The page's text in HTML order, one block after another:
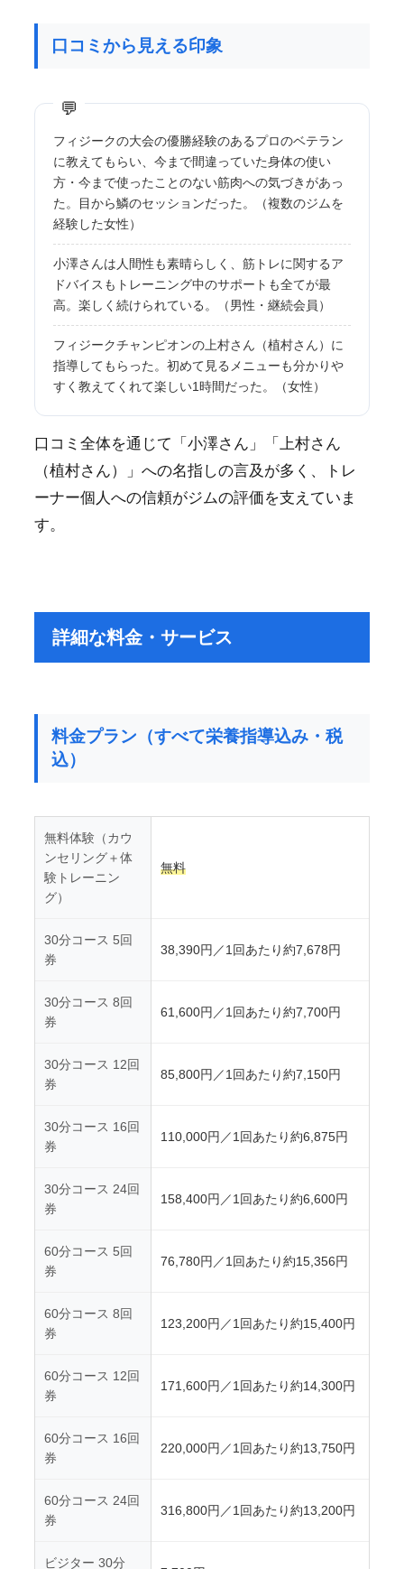
口コミから見える印象
フィジークの大会の優勝経験のあるプロのベテラン
に教えてもらい、今まで間違っていた身体の使い
方・今まで使ったことのない筋肉への気づきがあっ
た。目から鱗のセッションだった。（複数のジムを
経験した女性）
小澤さんは人間性も素晴らしく、筋トレに関するア
ドバイスもトレーニング中のサポートも全てが最
高。楽しく続けられている。（男性・継続会員）
フィジークチャンピオンの上村さん（植村さん）に
指導してもらった。初めて見るメニューも分かりや
すく教えてくれて楽しい1時間だった。（女性）
口コミ全体を通じて「小澤さん」「上村さん
（植村さん）」への名指しの言及が多く、トレ
ーナー個人への信頼がジムの評価を支えていま
す。
詳細な料金・サービス
料金プラン（すべて栄養指導込み・税
込）
無料体験（カウ
ンセリング＋体
験トレーニン
グ）
無料
30分コース 5回
券
38,390円／1回あたり約7,678円
30分コース 8回
券
61,600円／1回あたり約7,700円
30分コース 12回
券
85,800円／1回あたり約7,150円
30分コース 16回
券
110,000円／1回あたり約6,875円
30分コース 24回
券
158,400円／1回あたり約6,600円
60分コース 5回
券
76,780円／1回あたり約15,356円
60分コース 8回
券
123,200円／1回あたり約15,400円
60分コース 12回
券
171,600円／1回あたり約14,300円
60分コース 16回
券
220,000円／1回あたり約13,750円
60分コース 24回
券
316,800円／1回あたり約13,200円
ビジター 30分